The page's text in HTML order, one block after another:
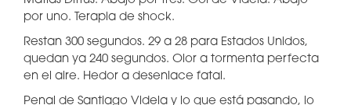
por uno. Terapia de shock.
Restan 300 segundos. 29 a 28 para Estados Unidos,
quedan ya 240 segundos. Olor a tormenta perfecta
en el aire. Hedor a desenlace fatal.
Penal de Santiago Videla y lo que está pasando, lo